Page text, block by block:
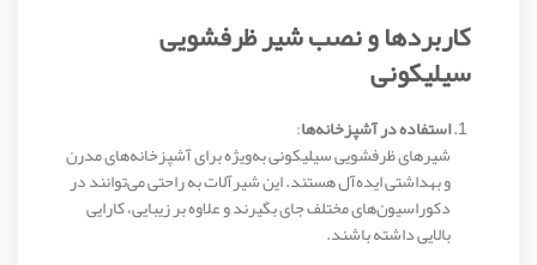
کاربردها و نصب شیر ظرفشویی
سیلیکونی
استفاده در آشپزخانه‌ها:
شیرهای ظرفشویی سیلیکونی به‌ویژه برای آشپزخانه‌های مدرن
و بهداشتی ایده‌آل هستند. این شیرآلات به راحتی می‌توانند در
دکوراسیون‌های مختلف جای بگیرند و علاوه بر زیبایی، کارایی
بالایی داشته باشند.